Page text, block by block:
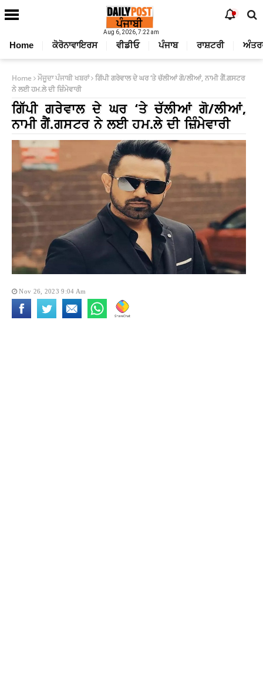
Aug 6, 2026, 7:22 am
Home ਕੋਰੋਨਾਵਾਇਰਸ ਵੀਡੀਓ ਪੰਜਾਬ ਰਾਸ਼ਟਰੀ
Home ਮੌਜੂਦਾ ਪੰਜਾਬੀ ਖਬਰਾਂ ਗਿੱਪੀ ਗਰੇਵਾਲ ਦੇ ਘਰ ‘ਤੇ ਚੱਲੀਆਂ ਗੋ/ਲੀਆਂ, ਨਾਮੀ ਗੈਂ.ਗਸਟਰ
ਨੇ ਲਈ ਹਮ.ਲੇ ਦੀ ਜ਼ਿੰਮੇਵਾਰੀ
ਗਿੱਪੀ ਗਰੇਵਾਲ ਦੇ ਘਰ ‘ਤੇ ਚੱਲੀਆਂ ਗੋ/ਲੀਆਂ,
ਨਾਮੀ ਗੈਂ.ਗਸਟਰ ਨੇ ਲਈ ਹਮ.ਲੇ ਦੀ ਜ਼ਿੰਮੇਵਾਰੀ
Nov 26, 2023 9:04 Am